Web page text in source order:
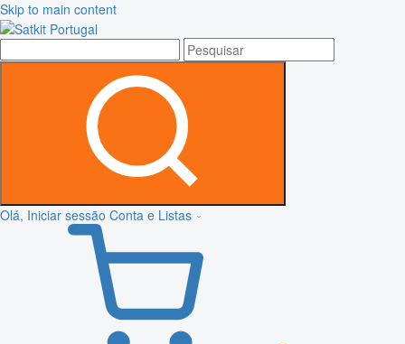
Skip to main content
Olá, Iniciar sessão Conta e Listas